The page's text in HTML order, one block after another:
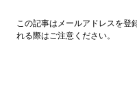
この記事はメールアドレスを登
れる際はご注意ください。